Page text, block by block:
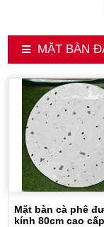
MẶT BÀN
Mặt bàn cà phê
kính 80cm cao cấp